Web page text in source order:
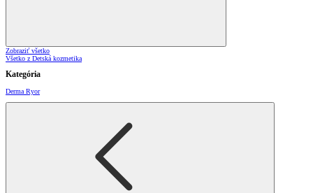
Zobraziť všetko
Všetko z Detská kozmetika
Kategória
Derma Ryor